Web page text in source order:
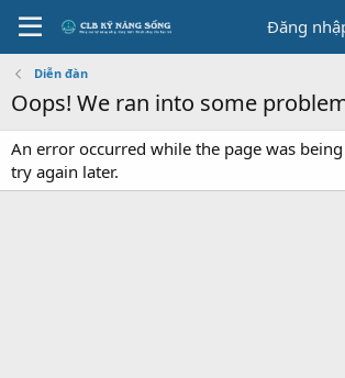
Đăng
Diễn đàn
Oops! We ran into some
An error occurred while the page was
try again later.